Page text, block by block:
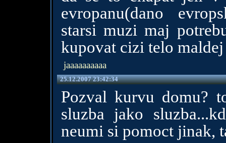
evropanu(dano
starsi muzi maj
kupovat cizi telo
jaaaaaaaaaa
25.12.2007 23:42:34
Pozval kurvu domu?
sluzba jako
neumi si pomoct jinak,